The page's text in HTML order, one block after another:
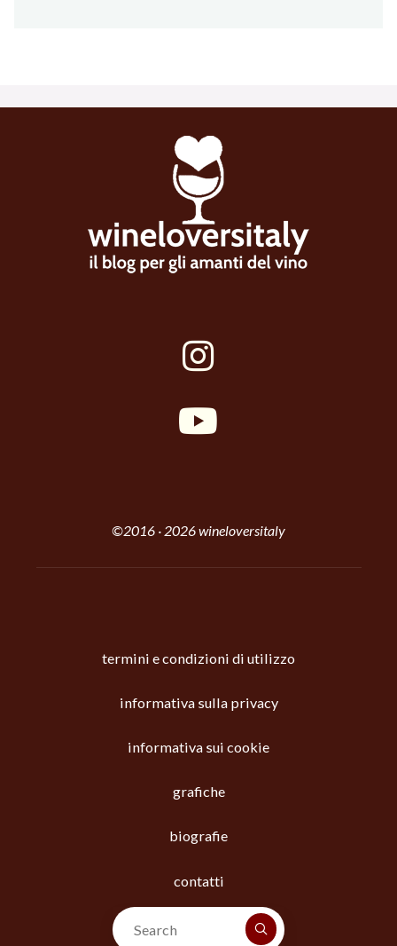
©2016 · 2026 wineloversitaly
termini e condizioni di utilizzo
informativa sulla privacy
informativa sui cookie
grafiche
biografie
contatti
Search for: